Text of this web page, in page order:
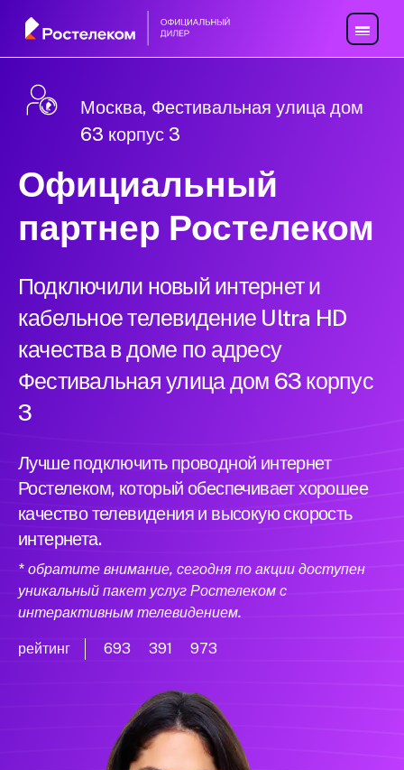
Москва, Фестивальная улица дом
63 корпус 3
Официальный
партнер Ростелеком
Подключили новый интернет и
кабельное телевидение Ultra HD
качества в доме по адресу
Фестивальная улица дом 63 корпус
3
Лучше подключить проводной интернет
Ростелеком, который обеспечивает хорошее
качество телевидения и высокую скорость
интернета.
* обратите внимание, сегодня по акции доступен
уникальный пакет услуг Ростелеком с
интерактивным телевидением.
рейтинг 693 391 973